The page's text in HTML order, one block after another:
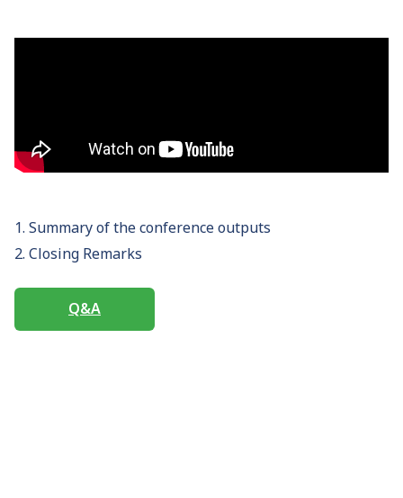
1. Summary of the conference outputs
2. Closing Remarks
Q&A